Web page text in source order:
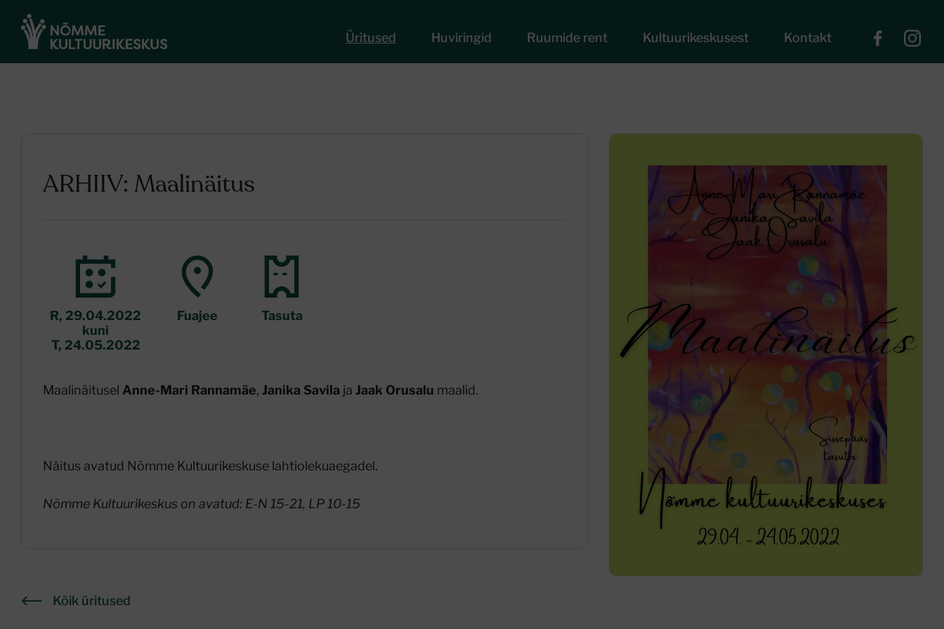
Üritused Huviringid Ruumide rent Kultuurikeskusest Kontakt
ARHIIV: Maalinäitus
R, 29.04.2022
kuni
T, 24.05.2022
Fuajee Tasuta
Maalinäitusel Anne-Mari Rannamäe, Janika Savila ja Jaak Orusalu maalid.
Näitus avatud Nõmme Kultuurikeskuse lahtiolekuaegadel.
Nõmme Kultuurikeskus on avatud: E-N 15-21, LP 10-15
Kõik üritused